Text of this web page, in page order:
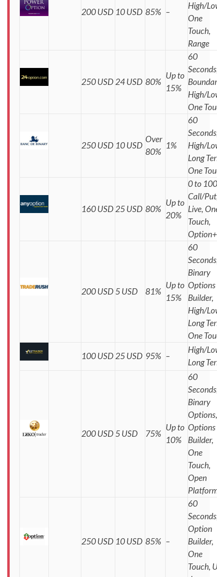
200 USD 10 USD 85% –
High/
One
Touch,
Range
250 USD 24 USD 80%
Up to
15%
60
High/
One
250 USD 10 USD
Over
80%
1%
60
High/
Long
One
160 USD 25 USD 80%
Up to
20%
0 to
Call/
Live,
Touch,
Option+
200 USD5 USD 81%
Up to
15%
60
Binary
Options
Builder,
High/
Long
One
100 USD 25 USD 95% –
High/
Long
200 USD5 USD 75%
Up to
10%
60
Binary
Options,
Options
Builder,
One
Touch,
Open
250 USD 10 USD 85% –
60
Option
Builder,
One
Touch,